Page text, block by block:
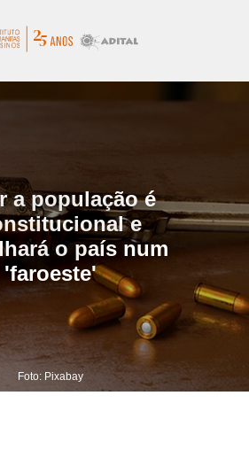
a população é
e
o país num
'faroeste'
Foto: Pixabay